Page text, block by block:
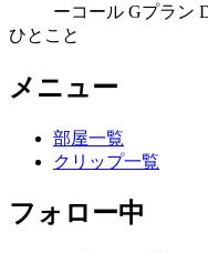
ーコール Gプラン
ひとこと
メニュー
部屋一覧
クリップ一覧
フォロー中